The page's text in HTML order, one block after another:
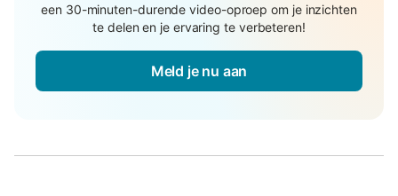
een 30-minuten-durende video-oproep om je inzichten
te delen en je ervaring te verbeteren!
Meld je nu aan